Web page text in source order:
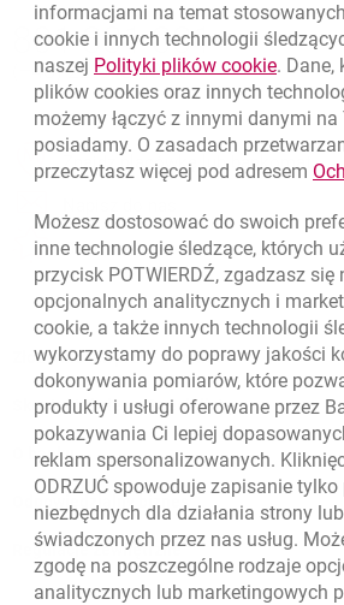
Nawigacja dolna
Zadzwoń do nas
801 331 331
(+48) 22 598 40 40
Znajdź placówkę lub bankomat
Oceń nas otwiera się w nowej
Złóż wniosek przez internet
Skontaktuj się ze Specjalistą
O banku
Odpowiedzialny biznes
Regulacje zewnętrzne
informacjami na temat
cookie i innych technologii
naszej Polityki plików cookielink
. Dane,
plików cookies oraz innych
możemy łączyć z innymi danymi
posiadamy. O zasadach
przeczytasz więcej pod adresem
Możesz dostosować do swoich
inne technologie śledzące, których
przycisk POTWIERDŹ, zgadzasz
opcjonalnych analitycznych i
cookie, a także innych technologii
wykorzystamy do poprawy jakości
dokonywania pomiarów, które
produkty i usługi oferowane przez
pokazywania Ci lepiej
reklam spersonalizowanych.
ODRZUĆ spowoduje zapisanie
niezbędnych dla działania strony
świadczonych przez nas usług.
zgodę na poszczególne rodzaje
analitycznych lub marketingowych